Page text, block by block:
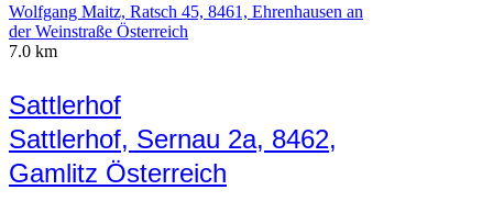
Wolfgang Maitz, Ratsch 45, 8461, Ehrenhausen an
der Weinstraße Österreich
7.0 km
Sattlerhof
Sattlerhof, Sernau 2a, 8462,
Gamlitz Österreich